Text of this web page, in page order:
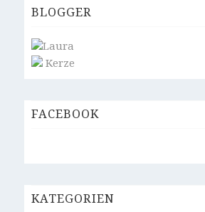
BLOGGER
Laura
Kerze
FACEBOOK
KATEGORIEN